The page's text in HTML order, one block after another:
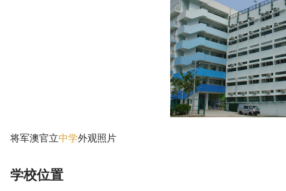
将军澳官立中学外观照片
学校位置